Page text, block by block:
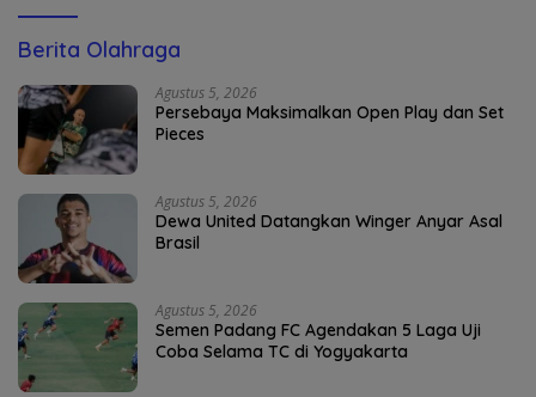
Berita Olahraga
Agustus 5, 2026
Persebaya Maksimalkan Open Play dan Set
Pieces
Agustus 5, 2026
Dewa United Datangkan Winger Anyar Asal
Brasil
Agustus 5, 2026
Semen Padang FC Agendakan 5 Laga Uji
Coba Selama TC di Yogyakarta